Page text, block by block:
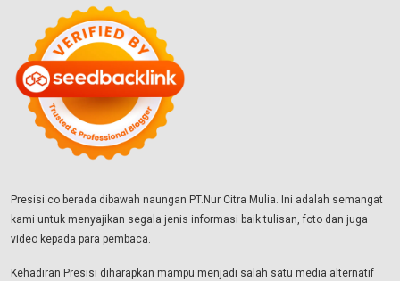
Presisi.co berada dibawah naungan PT.Nur Citra Mulia. Ini adalah semangat
kami untuk menyajikan segala jenis informasi baik tulisan, foto dan juga
video kepada para pembaca.
Kehadiran Presisi diharapkan mampu menjadi salah satu media alternatif